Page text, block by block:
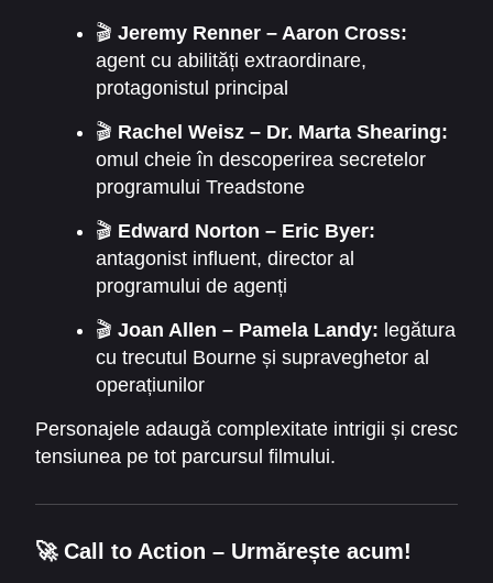
🎬 Jeremy Renner – Aaron Cross:
agent cu abilități extraordinare,
protagonistul principal
🎬 Rachel Weisz – Dr. Marta Shearing:
omul cheie în descoperirea secretelor
programului Treadstone
🎬 Edward Norton – Eric Byer:
antagonist influent, director al
programului de agenți
🎬 Joan Allen – Pamela Landy: legătura
cu trecutul Bourne și supraveghetor al
operațiunilor
Personajele adaugă complexitate intrigii și cresc
tensiunea pe tot parcursul filmului.
🚀 Call to Action – Urmărește acum!